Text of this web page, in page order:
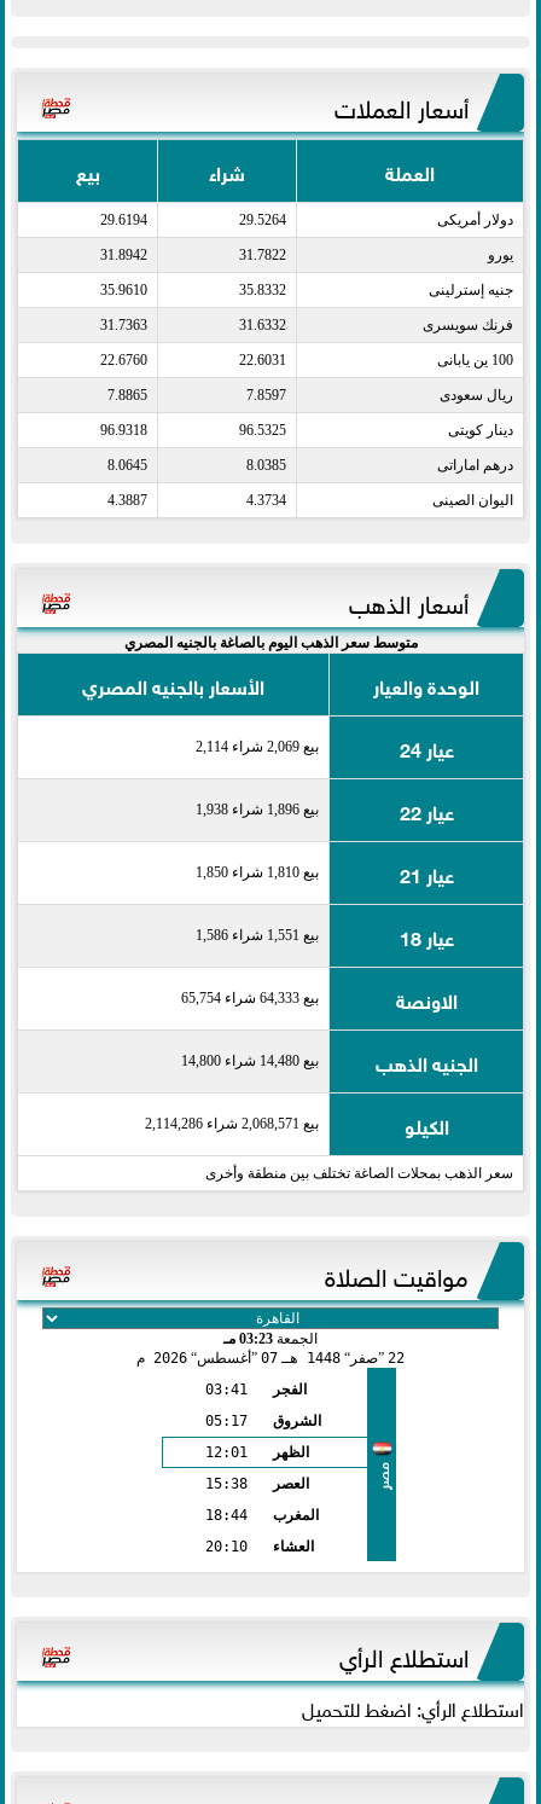
أسعار العملات
العملة شراء بيع
دولار أمريكى​ 29.5264
29.6194
يورو​ 31.7822
31.8942
جنيه إسترلينى​ 35.8332
35.9610
فرنك سويسرى​ 31.6332
31.7363
100 ين يابانى​ 22.6031
22.6760
ريال سعودى​ 7.8597
7.8865
دينار كويتى​ 96.5325
96.9318
درهم اماراتى​ 8.0385
8.0645
اليوان الصينى​ 4.3734
4.3887
أسعار الذهب
متوسط سعر الذهب اليوم بالصاغة بالجنيه المصري
الوحدة والعيار
الأسعار بالجنيه المصري
عيار 24
بيع 2,069 شراء 2,114
عيار 22 بيع 1,896 شراء 1,938
عيار 21 بيع 1,810 شراء 1,850
عيار 18 بيع 1,551 شراء 1,586
الاونصة بيع 64,333 شراء 65,754
الجنيه الذهب بيع 14,480 شراء 14,800
الكيلو بيع 2,068,571 شراء 2,114,286
سعر الذهب بمحلات الصاغة تختلف بين منطقة وأخرى
مواقيت الصلاة
الجمعة 03:23 مـ
22
صفر 1448 هـ 07 أغسطس 2026 م
مصر
الفجر
03:41
الشروق
05:17
الظهر
12:01
العصر
15:38
المغرب
18:44
العشاء
20:10
استطلاع الرأي
استطلاع الرأي: اضغط للتحميل